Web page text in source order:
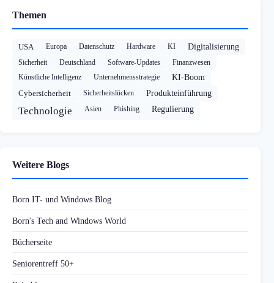
Themen
USA Europa Datenschutz Hardware KI Digitalisierung
Sicherheit Deutschland Software-Updates
Finanzwesen
Künstliche Intelligenz
Unternehmensstrategie
KI-Boom
Cybersicherheit
Sicherheitslücken Produkteinführung
Technologie Asien Phishing Regulierung
Weitere Blogs
Born IT- und Windows Blog
Born's Tech and Windows World
Bücherseite
Seniorentreff 50+